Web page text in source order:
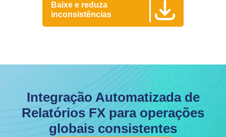
Baixe e reduza
inconsistências
Integração Automatizada de
Relatórios FX para operações
globais consistentes